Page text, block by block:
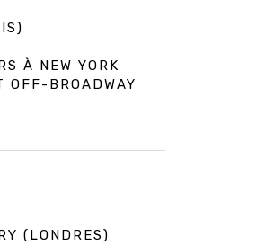
À NEW YORK
OFF-BROADWAY
(LONDRES)